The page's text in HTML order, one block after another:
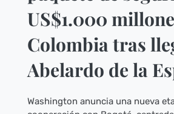
US$1.000
Colombia tras
Abelardo de la
Washington anuncia una nueva